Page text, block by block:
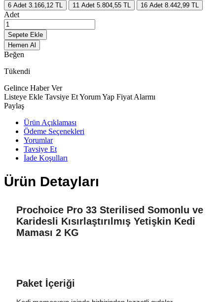
6 Adet 3.166,12 TL 11 Adet 5.804,55 TL 16 Adet 8.442,99 TL
Adet
Sepete Ekle
Hemen Al
Beğen
Tükendi
Gelince Haber Ver
Listeye Ekle Tavsiye EtYorum Yap Fiyat Alarmı
Paylaş
Ürün Açıklaması
Ödeme Seçenekleri
Yorumlar
Tavsiye Et
İade Koşulları
Ürün Detayları
Prochoice Pro 33 Sterilised Somonlu ve
Karidesli Kısırlaştırılmış Yetişkin Kedi
Maması 2 KG
Paket İçeriği